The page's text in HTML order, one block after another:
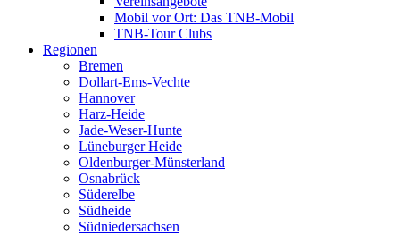
Mobil vor Ort: Das TNB-Mobil
TNB-Tour Clubs
Regionen
Bremen
Dollart-Ems-Vechte
Hannover
Harz-Heide
Jade-Weser-Hunte
Lüneburger Heide
Oldenburger-Münsterland
Osnabrück
Süderelbe
Südheide
Südniedersachsen